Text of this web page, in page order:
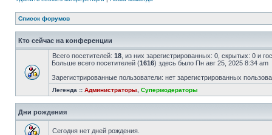
Список форумов
Кто сейчас на конференции
Всего посетителей: 18 , из них зарегистрированных: 0, скрытых: 0 и
Больше всего посетителей (1616) здесь было Пн авг 25, 2025 8:34 am
Зарегистрированные пользователи: нет зарегистрированных
Легенда :: Администраторы Супермодераторы
Дни рождения
Сегодня нет дней рождения.